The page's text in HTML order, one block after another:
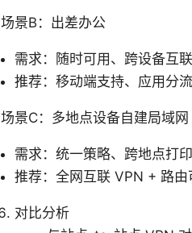
场景B：出差办公
需求：随时可用、跨设备互
推荐：移动端支持、应用分
场景C：多地点设备自建局域网
需求：统一策略、跨地点打印
推荐：全网互联 VPN + 路由
对比分析